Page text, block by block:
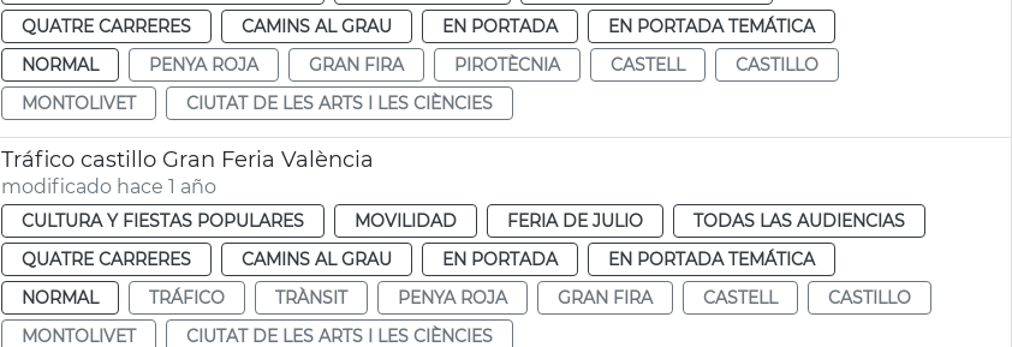
QUATRE CARRERES
CAMINS AL GRAU EN PORTADA
EN PORTADA TEMÁTICA
NORMAL
PENYA ROJA GRAN FIRA PIROTÈCNIA CASTELL
CASTILLO
MONTOLIVET
CIUTAT DE LES ARTS I LES CIÈNCIES
Tráfico castillo Gran Feria València
modificado hace 1 año
CULTURA Y FIESTAS POPULARES MOVILIDAD FERIA DE JULIO
TODAS LAS AUDIENCIAS
QUATRE CARRERES
CAMINS AL GRAU EN PORTADA
EN PORTADA TEMÁTICA
NORMAL
TRÁFICO TRÀNSIT PENYA ROJA GRAN FIRA CASTELL
CASTILLO
MONTOLIVET
CIUTAT DE LES ARTS I LES CIÈNCIES